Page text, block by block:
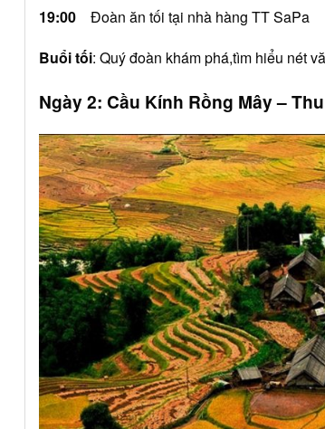
19:00 Đoàn ăn tối tại nhà hàng TT SaPa
Buổi tối: Quý đoàn khám phá,tìm hiểu nét
Ngày 2: Cầu Kính Rồng Mây –